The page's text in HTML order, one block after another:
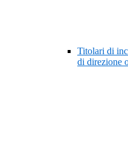
Titolari di
di direzione